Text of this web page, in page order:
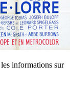
informations sur